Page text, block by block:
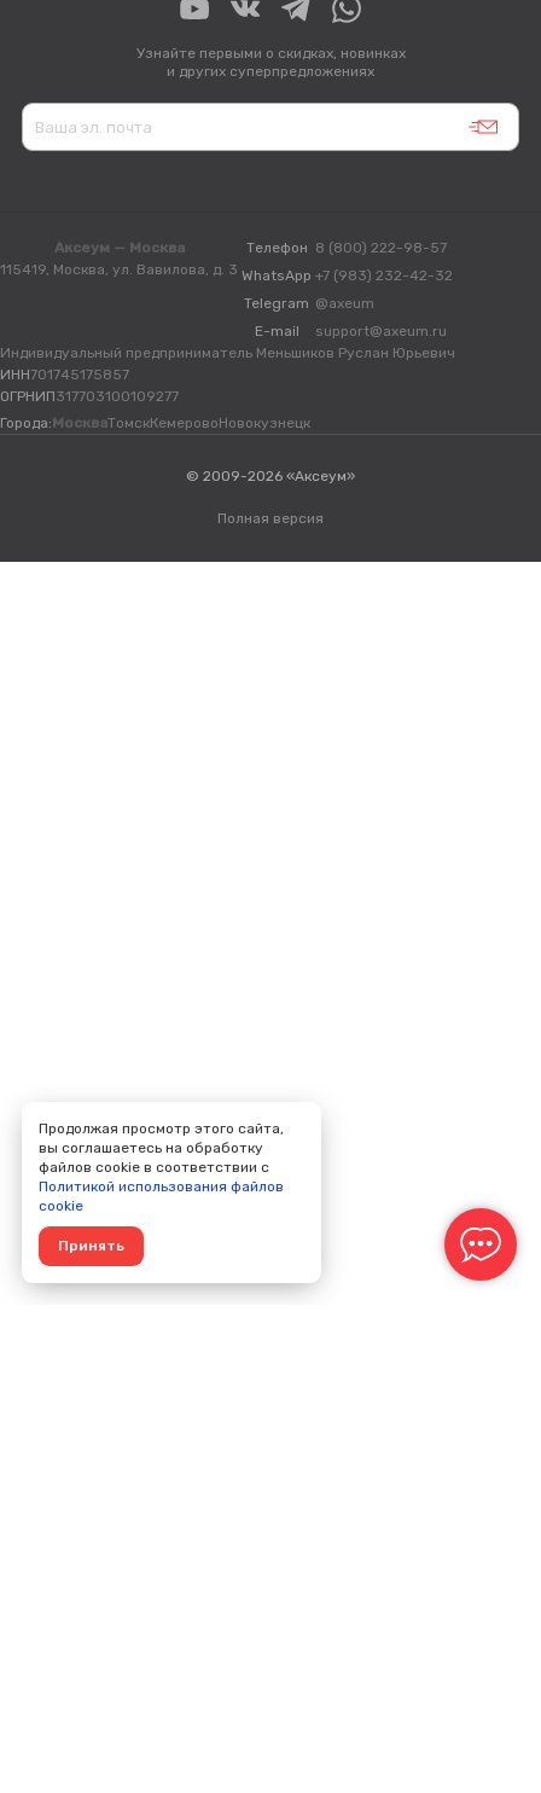
Узнайте первыми о скидках, новинках
и других суперпредложениях
Аксеум — Москва
115419, Москва, ул. Вавилова, д. 3
Телефон 8 (800) 222-98-57
WhatsApp +7 (983) 232-42-32
Telegram @axeum
E-mail
support@axeum.ru
Индивидуальный предприниматель Меньшиков Руслан Юрьевич
ИНН701745175857
ОГРНИП317703100109277
Города: МоскваТомскКемеровоНовокузнецк
© 2009-2026 «Аксеум»
Полная версия
Продолжая просмотр этого сайта,
вы соглашаетесь на обработку
файлов cookie в соответствии с
Политикой использования файлов
cookie
Принять